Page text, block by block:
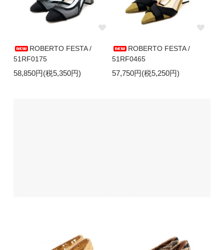
ROBERTO FESTA /
51RF0175
58,850円(税5,350円)
ROBERTO FESTA /
51RF0465
57,750円(税5,250円)